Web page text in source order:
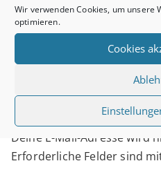
Wir verwenden Cookies, um unsere
optimieren.
Cookies
Schreibe
Kommentar
Deine E-Mail-Adresse wird
Erforderliche Felder sind